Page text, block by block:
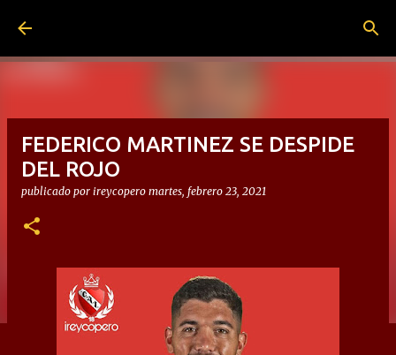
FEDERICO MARTINEZ SE DESPIDE
DEL ROJO
publicado por ireycopero martes, febrero 23, 2021